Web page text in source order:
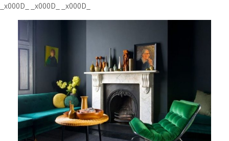
_x000D_ _x000D_ _x000D_
к